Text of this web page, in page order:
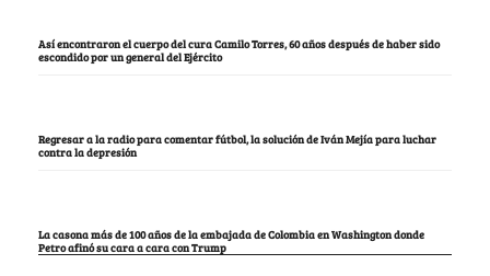
Así encontraron el cuerpo del cura Camilo Torres, 60 años después de haber sido
escondido por un general del Ejército
Regresar a la radio para comentar fútbol, la solución de Iván Mejía para luchar
contra la depresión
La casona más de 100 años de la embajada de Colombia en Washington donde
Petro afinó su cara a cara con Trump